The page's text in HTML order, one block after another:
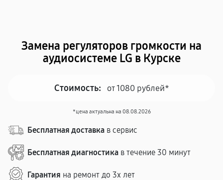
Замена регуляторов громкости на
аудиосистеме LG в Курске
Стоимость: от 1080 рублей*
*цена актуальна на 08.08.2026
Бесплатная доставка в сервис
Бесплатная диагностика в течение 30 минут
Гарантия на ремонт до 3х лет